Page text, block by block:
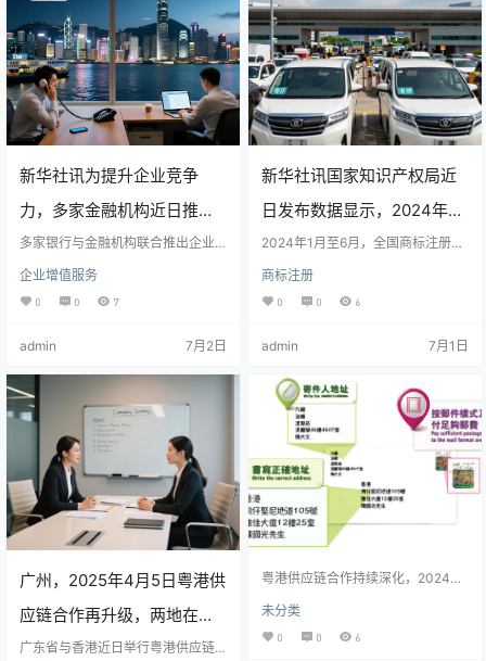
新华社讯为提升企业竞争
力，多家金融机构近日推出
多项企业增值服务计划，涵
盖财务咨询、市场拓展及数
容。
多家银行与金融机构联合推出企业
略规划、管理优化及数字化转型
等，助力企业高质量发展。项目覆
盖多个重点行业，首批已有200余家
求灵活选择。该计划响应国家政
实体经济进步，未来有望构建更完
善的金融服务生态。
企业增值服务
0 0 7
admin 7月2日
新华社讯国家知识产权局近
日发布数据显示，2024年上
半年我国商标注册申请量同
比增长12.3%，达到152万
反映出我国企业品牌意识持
续增强，市场活力进一步释
2024年1月至6月，全国商标注册申
3%，其中商品类商标占78%。广
东、江苏、浙江为申请量前三省。
增长得益于知识产权保护加强及“放
建设，商标注册反映经济高质量发
升审查效率并加强监管，维护市场
公平。
商标注册
0 0 6
admin 7月1日
广州，2025年4月5日粤港供
应链合作再升级，两地在物
流、贸易及技术协同方面达
广东省与香港近日举行粤港供应链
粤港供应链合作持续深化，2024年
8.2%，广东作为香港最大贸易伙
伴，出口机电、电子等产品。两地
在物流、贸易及产业协同方面取得
未分类
0 0 6